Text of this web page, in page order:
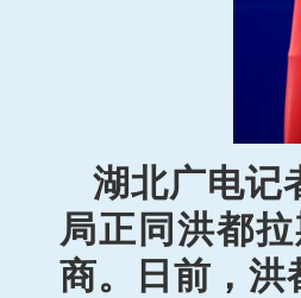
湖北广电记
局正同洪都
商。日前，洪